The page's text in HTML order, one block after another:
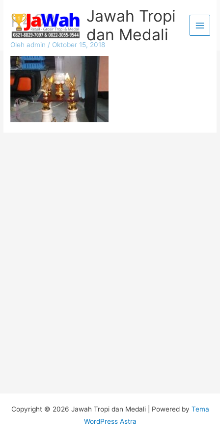
konten
Jawah Tropi
dan Medali
K408
Olehadmin / Oktober 15, 2018
Copyright © 2026 Jawah Tropi dan Medali | Powered by Tema
WordPress Astra